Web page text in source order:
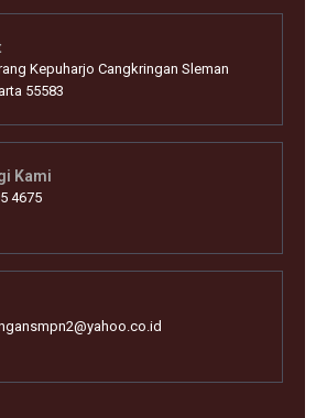
Kepuharjo Cangkringan Sleman
55583
Kami
4675